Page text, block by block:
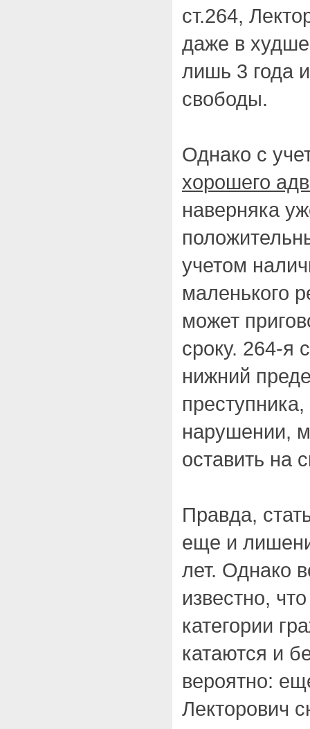
ст.264,
даже в
лишь 3 года
свободы.
Однако с
хорошего
наверняка
учетом
маленького
может
сроку. 264-я
нижний
нарушении,
оставить на
Правда,
еще и
лет. Однако
известно,
категории
катаются и
вероятно:
Лекторович